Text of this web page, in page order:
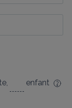
,
enfant